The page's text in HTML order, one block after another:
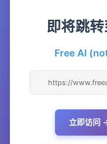
即将跳
Free AI
https://
立即访问